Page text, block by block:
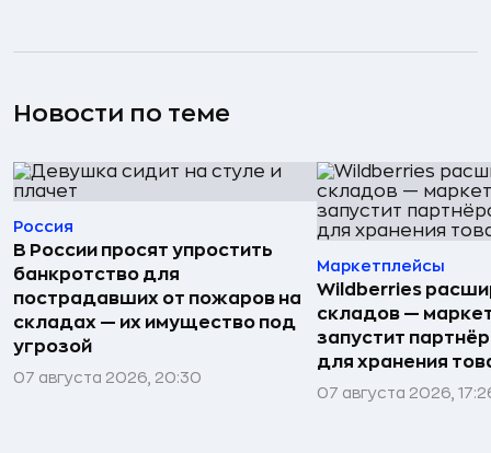
Новости по теме
Россия
В России просят упростить
банкротство для
пострадавших от пожаров на
складах — их имущество под
угрозой
07 августа 2026, 20:30
Маркетплейсы
Wildberries
складов —
запустит
для хранения
07 августа 2026,